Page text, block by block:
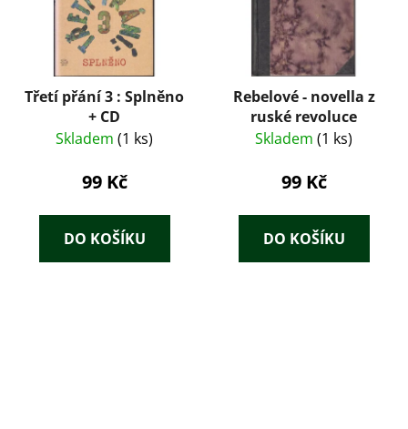
Třetí přání 3 : Splněno
+ CD
Skladem (1 ks)
99 Kč
DO KOŠÍKU
Rebelové - novella z
ruské revoluce
Skladem (1 ks)
99 Kč
DO KOŠÍKU